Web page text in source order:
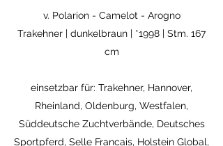
v. Polarion - Camelot - Arogno
Trakehner | dunkelbraun | *1998 | Stm. 167
cm
einsetzbar für: Trakehner, Hannover,
Rheinland, Oldenburg, Westfalen,
Süddeutsche Zuchtverbände, Deutsches
Sportpferd, Selle Francais, Holstein Global,